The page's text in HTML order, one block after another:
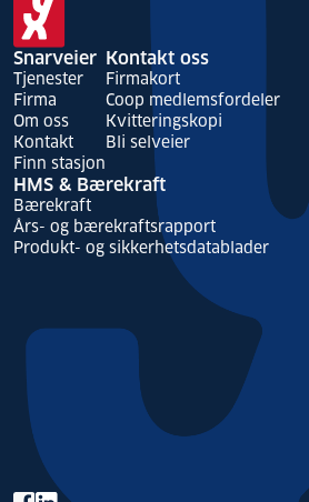
Snarveier
Tjenester
Firma
Om oss
Kontakt
Finn stasjon
Kontakt oss
Firmakort
Coop medlemsfordeler
Kvitteringskopi
Bli selveier
HMS & Bærekraft
Bærekraft
Års- og bærekraftsrapport
Produkt- og sikkerhetsdatablader